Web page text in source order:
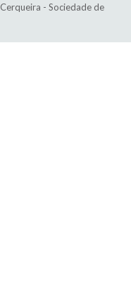
- Sociedade de